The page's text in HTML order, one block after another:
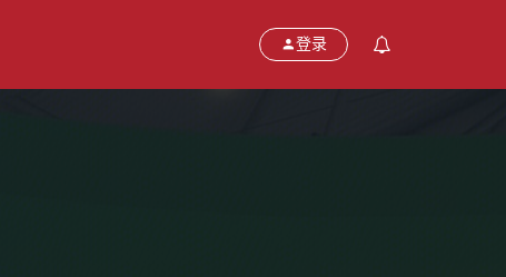
登录